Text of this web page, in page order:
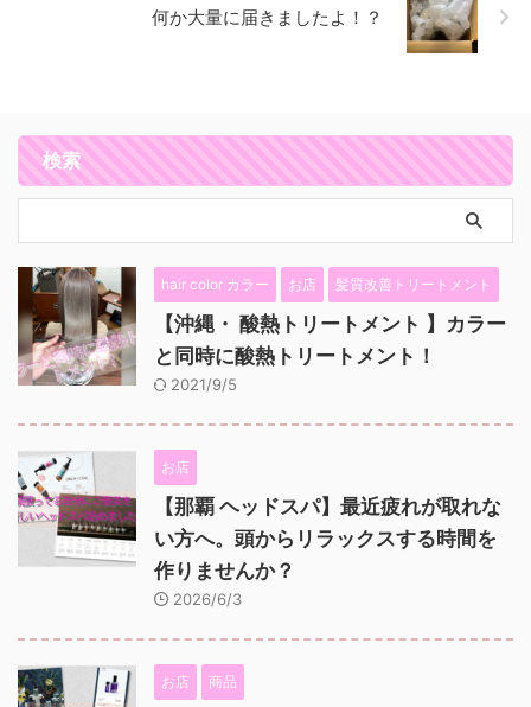
何か大量に届きましたよ！？
検索
hair color カラー お店 髪質改善トリートメント
【沖縄・ 酸熱トリートメント 】カラー
と同時に酸熱トリートメント！
2021/9/5
お店
【那覇 ヘッドスパ】最近疲れが取れな
い方へ。頭からリラックスする時間を
作りませんか？
2026/6/3
お店 商品